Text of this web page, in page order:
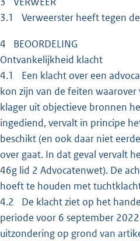
3.1 Verweerster heeft tegen
4 BEOORDELING
Ontvankelijkheid klacht
4.1 Een klacht over een
kon zijn van de feiten
klager uit objectieve bronnen
ingediend, vervalt in principe
beschikt (en ook daar niet
over gaat. In dat geval vervalt
46g lid 2 Advocatenwet). De
hoeft te houden met
4.2 De klacht ziet op het
periode voor 6 september
uitzondering op grond van